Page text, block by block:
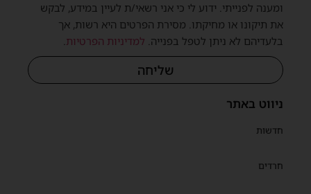
ניווט באתר
חדשות
חרדים
ומענה לפנייתי. ידוע לי כי אני רשאי/ת לעיין במידע, לבקש
את תיקונו או מחיקתו. מסירת הפרטים היא רשות, אך
בלעדיהם לא ניתן לטפל בפנייה.למדיניות הפרטיות.
שליחה